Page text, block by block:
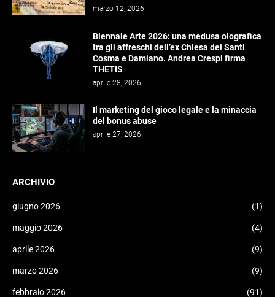
marzo 12, 2026
Biennale Arte 2026: una medusa olografica
tra gli affreschi dell’ex Chiesa dei Santi
Cosma e Damiano. Andrea Crespi firma
THETIS
aprile 28, 2026
Il marketing del gioco legale e la minaccia
del bonus abuse
aprile 27, 2026
ARCHIVIO
giugno 2026 (1)
maggio 2026 (4)
aprile 2026 (9)
marzo 2026 (9)
febbraio 2026 (91)